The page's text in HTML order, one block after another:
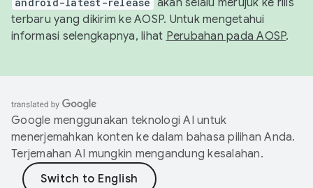
akan selalu merujuk ke rilis
terbaru yang dikirim ke AOSP. Untuk mengetahui
informasi selengkapnya, lihat Perubahan pada AOSP.
Google menggunakan teknologi AI untuk
menerjemahkan konten ke dalam bahasa pilihan Anda.
Terjemahan AI mungkin mengandung kesalahan.